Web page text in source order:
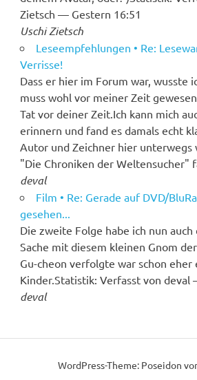
Zietsch — Gestern 16:51
Uschi Zietsch
Leseempfehlungen • Re:
Verrisse!
Dass er hier im Forum war, wusste
muss wohl vor meiner Zeit
Tat vor deiner Zeit.Ich kann mich
erinnern und fand es damals echt
Autor und Zeichner hier unterwegs
"Die Chroniken der Weltensucher"
deval
Film • Re: Gerade auf DVD/
gesehen...
Die zweite Folge habe ich nun auch
Sache mit diesem kleinen Gnom
Gu-cheon verfolgte war schon eher
Kinder.Statistik: Verfasst von
deval
WordPress-Theme: Poseidon